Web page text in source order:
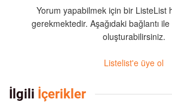
Yorum yapabilmek için bir ListeList
gerekmektedir. Aşağıdaki bağlantı
oluşturabilirsiniz.
Listelist'e üye ol
İlgili İçerikler